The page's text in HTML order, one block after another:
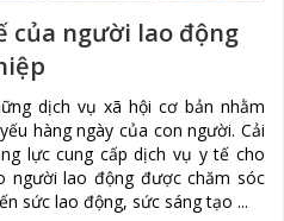
của người lao động
dịch vụ xã hội cơ bản nhằm
hàng ngày của con người. Cải
lực cung cấp dịch vụ y tế cho
người lao động được chăm sóc
sức lao động, sức sáng tạo ...